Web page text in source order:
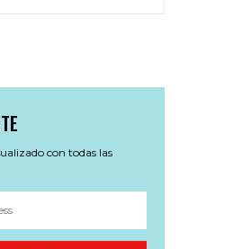
con todas las